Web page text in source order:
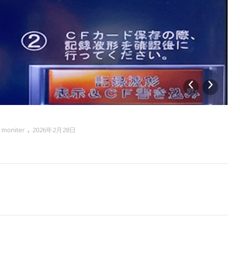
moniter 2026年2月28日